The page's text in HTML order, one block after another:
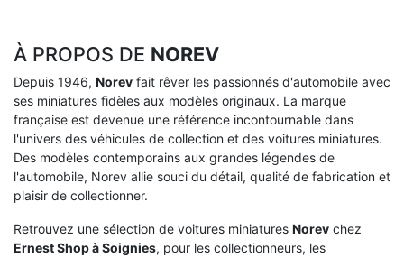
À PROPOS DE NOREV
Depuis 1946, Norev fait rêver les passionnés d'automobile avec
ses miniatures fidèles aux modèles originaux. La marque
française est devenue une référence incontournable dans
l'univers des véhicules de collection et des voitures miniatures.
Des modèles contemporains aux grandes légendes de
l'automobile, Norev allie souci du détail, qualité de fabrication et
plaisir de collectionner.
Retrouvez une sélection de voitures miniatures Norev chez
Ernest Shop à Soignies, pour les collectionneurs, les